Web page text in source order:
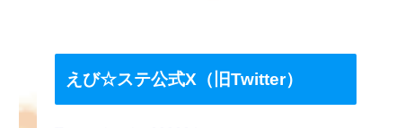
えび☆ステ公式X（旧Twitter）